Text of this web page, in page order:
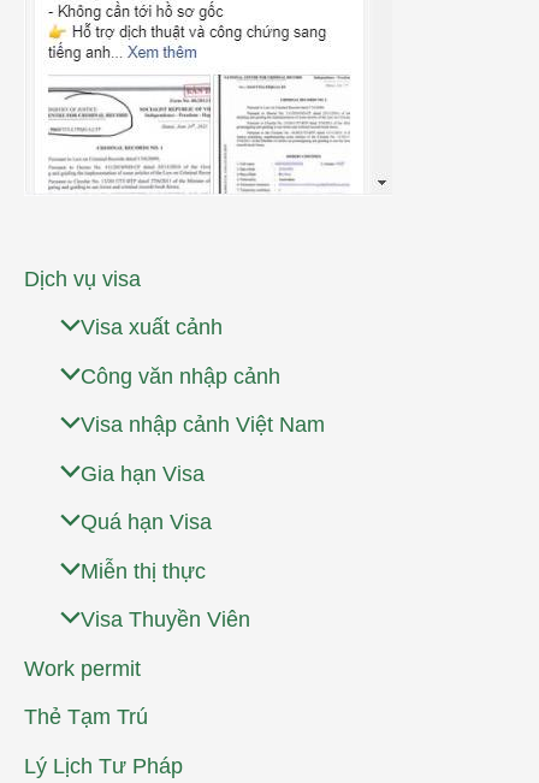
Dịch vụ visa
Visa xuất cảnh
Công văn nhập cảnh
Visa nhập cảnh Việt Nam
Gia hạn Visa
Quá hạn Visa
Miễn thị thực
Visa Thuyền Viên
Work permit
Thẻ Tạm Trú
Lý Lịch Tư Pháp